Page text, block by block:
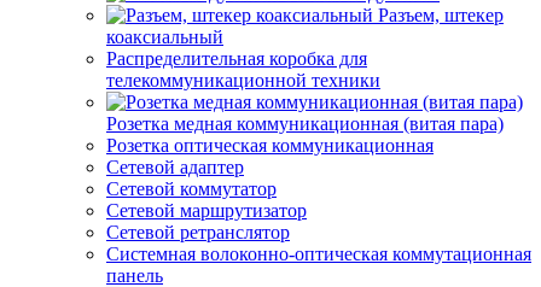
Разъем, штекер
коаксиальный
Распределительная коробка для
телекоммуникационной техники
Розетка медная коммуникационная (витая пара)
Розетка оптическая коммуникационная
Сетевой адаптер
Сетевой коммутатор
Сетевой маршрутизатор
Сетевой ретранслятор
Системная волоконно-оптическая коммутационная
панель